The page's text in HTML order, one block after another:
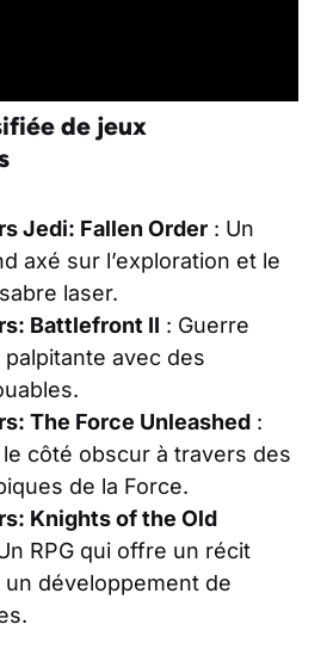
de jeux
Jedi: Fallen Order: Un
axé sur l’exploration et le
laser.
Battlefront II : Guerre
avec des
The Force Unleashed:
côté obscur à travers des
de la Force.
Knights of the Old
RPG qui offre un récit
développement de